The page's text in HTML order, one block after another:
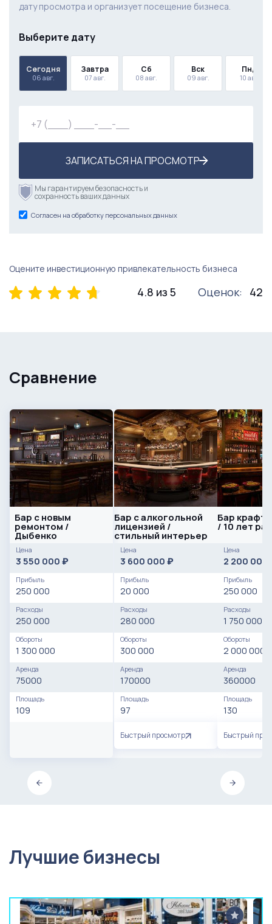
дату просмотра и организует посещение бизнеса.
Выберите дату
Сегодня
06 авг.
Завтра
07 авг.
Сб
08 авг.
Вск
09 авг.
Пнд
10 авг.
ЗАПИСАТЬСЯ НА ПРОСМОТР
Мы гарантируем безопасность и
сохранность ваших данных
Согласен на обработку персональных данных
Оцените инвестиционную привлекательность бизнеса
4.8 из 5 Оценок: 42
Сравнение
Бар с новым
ремонтом /
Дыбенко
Цена
3 550 000 ₽
Прибыль
250 000
Расходы
250 000
Обороты
1 300 000
Аренда
75000
Площадь
109
Бар с алкогольной
лицензией /
стильный интерьер
Цена
3 600 000 ₽
Прибыль
20 000
Расходы
280 000
Обороты
300 000
Аренда
170000
Площадь
97
Быстрый просмотр
Бар
/ 10 лет
Цена
2 200 000
Прибыль
250 000
Расходы
1 750 000
Обороты
2 000 000
Аренда
360000
Площадь
130
Быстрый
Лучшие бизнесы